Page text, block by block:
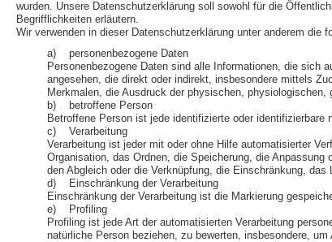
wurden. Unsere Datenschutzerklärung soll sowohl für die
Begrifflichkeiten erläutern.
Wir verwenden in dieser Datenschutzerklärung unter anderem die
a) personenbezogene Daten
Personenbezogene Daten sind alle Informationen, die sich
angesehen, die direkt oder indirekt, insbesondere mittels
Merkmalen, die Ausdruck der physischen,
b) betroffene Person
Betroffene Person ist jede identifizierte oder identifizierbare
c) Verarbeitung
Verarbeitung ist jeder mit oder ohne Hilfe automatisierter
Organisation, das Ordnen, die Speicherung, die Anpassung
den Abgleich oder die Verknüpfung, die Einschränkung, das
d) Einschränkung der Verarbeitung
Einschränkung der Verarbeitung ist die Markierung
e) Profiling
Profiling ist jede Art der automatisierten Verarbeitung
natürliche Person beziehen, zu bewerten, insbesondere,